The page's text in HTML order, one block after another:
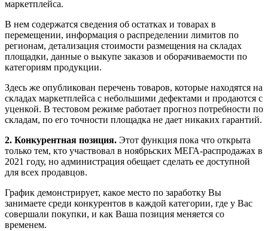
маркетплейса.
В нем содержатся сведения об остатках и товарах в
перемещении, информация о распределении лимитов по
регионам, детализация стоимости размещения на складах
площадки, данные о выкупе заказов и оборачиваемости по
категориям продукции.
Здесь же опубликован перечень товаров, которые находятся на
складах маркетплейса с небольшими дефектами и продаются с
уценкой. В тестовом режиме работает прогноз потребности по
складам, по его точности площадка не дает никаких гарантий.
2. Конкурентная позиция. Этот функция пока что открыта
только тем, кто участвовал в ноябрьских МЕГА-распродажах в
2021 году, но администрация обещает сделать ее доступной
для всех продавцов.
График демонстрирует, какое место по заработку Вы
занимаете среди конкурентов в каждой категории, где у Вас
совершали покупки, и как Ваша позиция меняется со
временем.